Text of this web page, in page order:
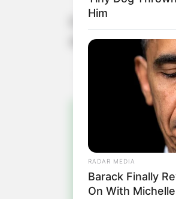
de Bombeiros pelo
Him
RADAR MEDIA
Barack Finally
On With Michelle